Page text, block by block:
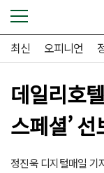
최신 오피니언
데일리호
스페셜’ 선
정진욱 디지털매일 기